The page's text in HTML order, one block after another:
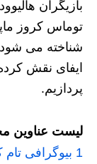
بازیگران
توماس کروز
شناخته می
ایفای نقش
پردازیم.
لیست عناوین
1 بیوگرافی تام